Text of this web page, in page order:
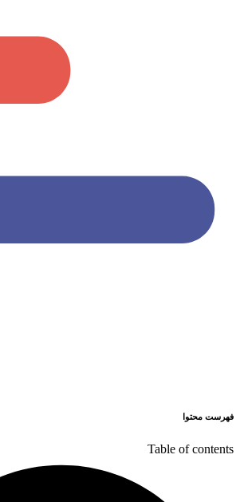
فهرست محتوا
Table of contents